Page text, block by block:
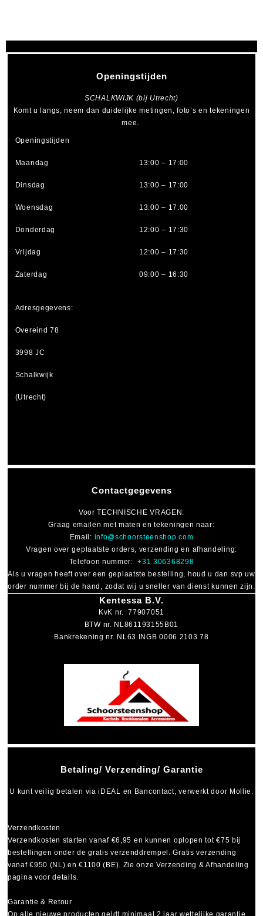
Betaling/ Verzending/ Garantie
U kunt veilig betalen viaiDEAL en Bancontact, verwerkt door Mollie.
Verzendkosten
Verzendkosten starten vanaf €6,95 en kunnen oplopen tot€75 bij
bestellingen onder de gratis verzenddrempel. Gratis verzending
vanaf €950 (NL) en €1100 (BE). Zie onze Verzending & Afhandeling
pagina voor details.
Garantie & Retour
Contactgegevens
VoorTECHNISCHE VRAGEN :
Graag emailen met maten en tekeningen naar:
Email: info@schoorsteenshop.com
Vragen over geplaatste orders, verzending en afhandeling:
Telefoon nummer:+31 306368298
Als u vragen heeft over een geplaatste bestelling, houd u dan svp uw
order nummer bij de hand, zodat wij u sneller van dienst kunnen zijn.
Kentessa B.V.
KvK nr. 77907051
BTW nr. NL861193155B01
Bankrekening nr. NL63 INGB 0006 2103 78
Openingstijden
SCHALKWIJK (bij Utrecht)
Komt u langs, neem dan duidelijke metingen, foto’s en tekeningen
mee.
Openingstijden
Maandag 13:00 – 17:00
Dinsdag 13:00 – 17:00
Woensdag 13:00 – 17:00
Donderdag 12:00 – 17:30
Vrijdag 12:00 – 17:30
Zaterdag 09:00 – 16:30
Adresgegevens:
Overeind 78
3998 JC
Schalkwijk
(Utrecht)